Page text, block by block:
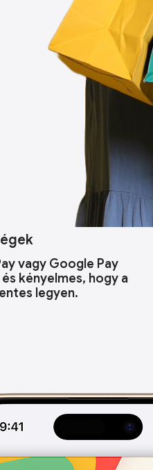
vagy Google Pay
kényelmes, hogy a
legyen.